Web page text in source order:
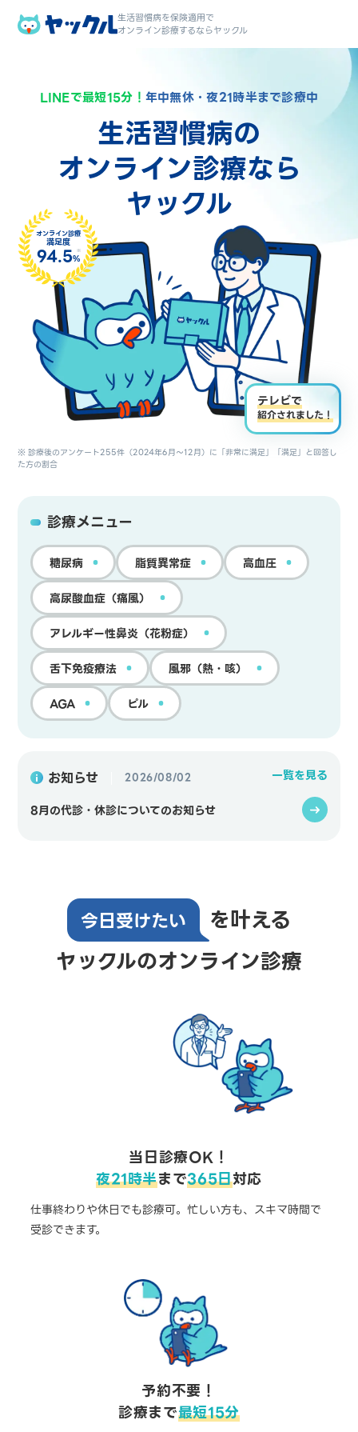
生活習慣病を保険適用で
オンライン診療するならヤックル
LINEで最短15分！ 年中無休・夜21時半まで診療中
生活習慣病の
オンライン診療なら
ヤックル
オンライン診療
満足度
94.5%
※ 診療後のアンケート255件（2024年6月～12月）に「非常に満足」「満足」と回答し
た方の割合
テレビで
紹介されました！
診療メニュー
糖尿病 脂質異常症
高血圧
高尿酸血症（痛風）
アレルギー性鼻炎（花粉症）
舌下免疫療法
風邪（熱・咳）
AGA
ピル
お知らせ 一覧を見る
2026/08/02
8月の代診・休診についてのお知らせ
今日受けたい
を叶える
ヤックルのオンライン診療
当日診療OK！
夜21時半まで365日対応
仕事終わりや休日でも診療可。忙しい方も、スキマ時間で
受診できます。
予約不要！
診療まで最短15分